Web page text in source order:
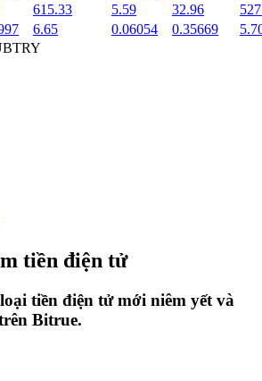
615.33 5.59 32.96
6.65 0.06054 0.35669
TRY
tiền điện tử
tiền điện tử mới niêm yết và
Bitrue.